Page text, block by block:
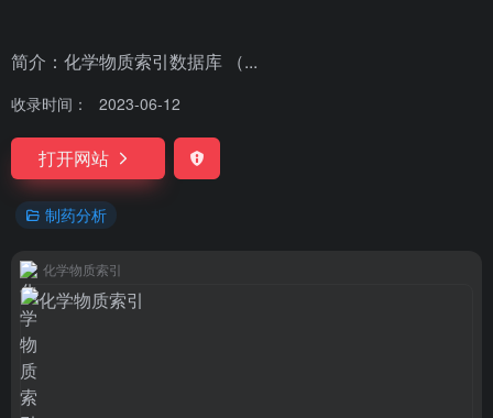
简介：化学物质索引数据库 （...
收录时间： 2023-06-12
打开网站
制药分析
化学物质索引